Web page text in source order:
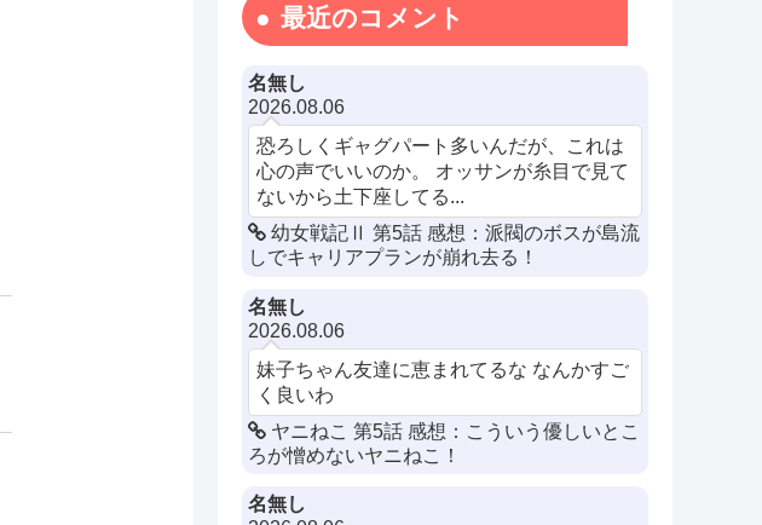
最近のコメント
名無し
2026.08.06
恐ろしくギャグパート多いんだが、これは
心の声でいいのか。 オッサンが糸目で見て
ないから土下座してる...
幼女戦記Ⅱ 第5話 感想：派閥のボスが島流
しでキャリアプランが崩れ去る！
名無し
2026.08.06
妹子ちゃん友達に恵まれてるな なんかすご
く良いわ
ヤニねこ 第5話 感想：こういう優しいとこ
ろが憎めないヤニねこ！
名無し